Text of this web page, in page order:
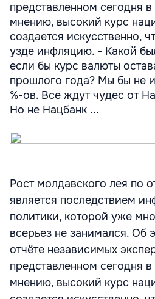
представленном сегодня
мнению, высокий курс
создается искусственно,
узде инфляцию. - Какой
если бы курс валюты
прошлого года? Мы бы не
%-ов. Все ждут чудес от
Но не Нацбанк ...
Рост молдавского лея по
является последствием
политики, которой уже
всерьез не занимался. Об
отчёте независимых
представленном сегодня
мнению, высокий курс